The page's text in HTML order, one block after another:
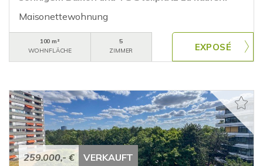
Maisonettewohnung
100 m²
WOHNFLÄCHE
5
ZIMMER
259.000,- € VERKAUFT